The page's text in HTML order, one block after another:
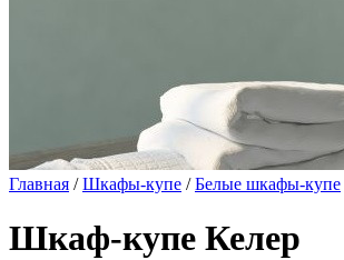
Главная /Шкафы-купе /Белые шкафы-купе
Шкаф-купе Келер